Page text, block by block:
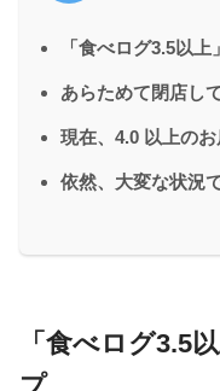
「食べログ3.5以
あらためて閉店し
現在、4.0 以上の
依然、大変な状況
「食べログ3.5